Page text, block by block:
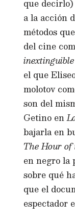
que
a la acción
métodos
del cine
inextinguible
el que
molotov
son del
Getino en
bajarla en
The Hour
en negro la
sobre qué
que el
espectador